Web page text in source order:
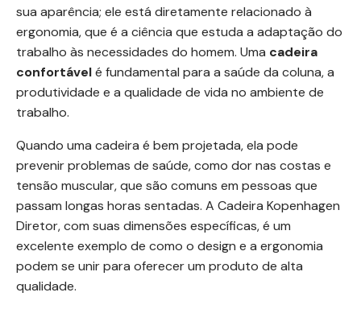
sua aparência; ele está diretamente relacionado à
ergonomia, que é a ciência que estuda a adaptação do
trabalho às necessidades do homem. Uma cadeira
confortávelé fundamental para a saúde da coluna, a
produtividade e a qualidade de vida no ambiente de
trabalho.
Quando uma cadeira é bem projetada, ela pode
prevenir problemas de saúde, como dor nas costas e
tensão muscular, que são comuns em pessoas que
passam longas horas sentadas. A Cadeira Kopenhagen
Diretor, com suas dimensões específicas, é um
excelente exemplo de como o design e a ergonomia
podem se unir para oferecer um produto de alta
qualidade.